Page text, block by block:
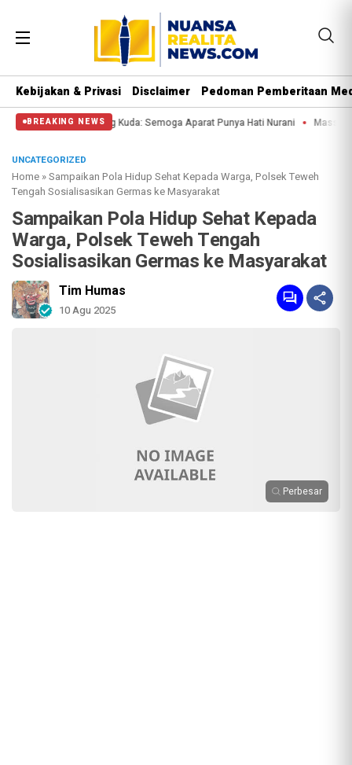
Kebijakan & Privasi Disclaimer Pedoman Pemberitaan
BREAKING NEWS
di Patung Kuda: Semoga Aparat Punya Hati Nurani Massa Reuni 212
UNCATEGORIZED
Home »Sampaikan Pola Hidup Sehat Kepada Warga, Polsek Teweh
Tengah Sosialisasikan Germas ke Masyarakat
Sampaikan Pola Hidup Sehat Kepada
Warga, Polsek Teweh Tengah
Sosialisasikan Germas ke Masyarakat
Tim Humas
10 Agu 2025
Perbesar